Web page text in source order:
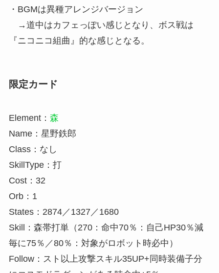
・BGMは異種アレンジバージョン
→道中はカフェっぽい感じとなり、ボス戦は
『ニコニコ組曲』的な感じとなる。
限定カード
Element： 森
Name：星野鉄郎
Class：なし
SkillType：打
Cost：32
Orb：1
States：2874／1327／1680
Skill：森帯打単（270：命中70％：自己HP30％減
毎に75％／80％：対象がロボット時必中）
Follow：スト以上攻撃スキル35UP+同時装備子分